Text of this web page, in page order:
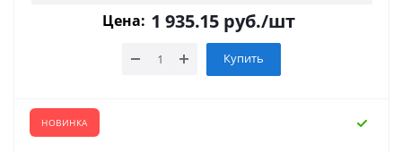
Цена: 1 935.15 руб./шт
Купить
НОВИНКА